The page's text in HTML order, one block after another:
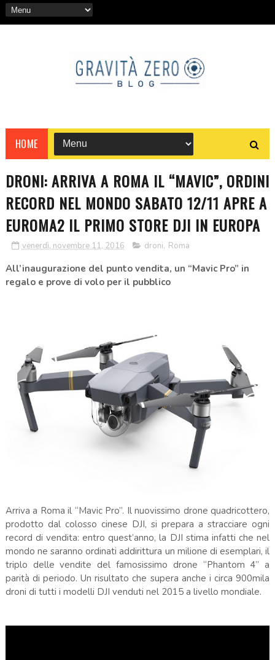
HOME
DRONI: ARRIVA A ROMA IL “MAVIC”, ORDINI
RECORD NEL MONDO SABATO 12/11 APRE A
EUROMA2 IL PRIMO STORE DJI IN EUROPA
venerdì, novembre 11, 2016 droni, Roma
All’inaugurazione del punto vendita, un “Mavic Pro” in
regalo e prove di volo per il pubblico
Arriva a Roma il “Mavic Pro”. Il nuovissimo drone quadricottero,
prodotto dal colosso cinese DJI, si prepara a stracciare ogni
record di vendita: entro quest’anno, la DJI stima infatti che nel
mondo ne saranno ordinati addirittura un milione di esemplari, il
triplo delle vendite del famosissimo drone “Phantom 4” a
parità di periodo. Un risultato che supera anche i circa 900mila
droni di tutti i modelli DJI venduti nel 2015 a livello mondiale.